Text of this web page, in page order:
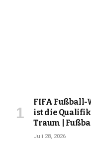
FIFA
ist die
Traum |
Juli 28, 2026